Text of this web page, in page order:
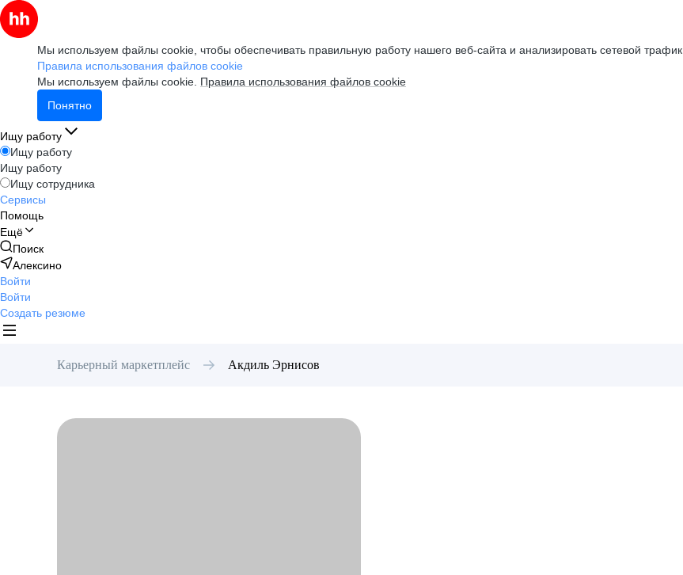
Мы используем файлы cookie, чтобы обеспечивать правильную работу нашего веб-сайта и анализировать сетевой трафик.
Правила использования файлов cookie
Мы используем файлы cookie. Правила использования файлов cookie
Понятно
Ищу работу
Ищу работу
Ищу работу
Ищу сотрудника
Сервисы
Помощь
Ещё
Поиск
Алексино
Войти
Войти
Создать резюме
Карьерный маркетплейс Акдиль Эрнисов